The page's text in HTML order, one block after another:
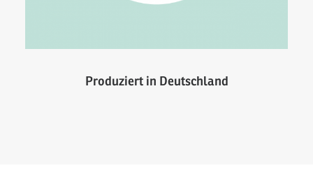
Produziert in Deutschland